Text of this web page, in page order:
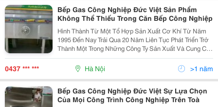
Bếp Gas Công Nghiệp Đức Việt Sản Phẩm
Không Thể Thiếu Trong Căn Bếp Công Nghiệp
Hình Thành Từ Một Tổ Hợp Sản Xuất Cơ Khí Từ Năm
1995 Đến Nay Trải Qua 20 Năm Liên Tục Phát Triển Trở
Thành Một Trong Những Công Ty Sản Xuất Và Cung Cấp
Thiết Bị Bếp Dân Dụng Và Công Nghiệp Hàng Đầu Trên
Thị Trường Việt Nam. Lấy Đội Ngũ Cán Bộ Làm Nòn
0437 *** *** Hà Nội >1 năm
Bếp Gas Công Nghiệp Đức Việt Sự Lựa Chọn
Của Mọi Công Trình Công Nghiệp Trên Toà